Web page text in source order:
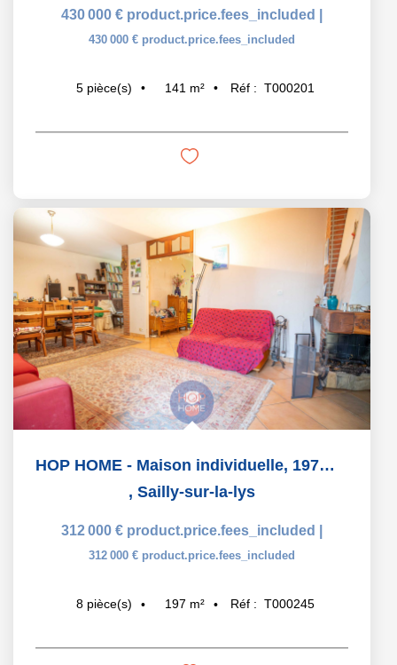
430 000 € product.price.fees_included
430 000 € product.price.fees_included
5 pièce(s) 141 m² Réf : T000201
HOP HOME - Maison individuelle, 197m2 / 340m2, SAILLY-SUR-LA
, Sailly-sur-la-lys
312 000 € product.price.fees_included
312 000 € product.price.fees_included
8 pièce(s) 197 m² Réf : T000245